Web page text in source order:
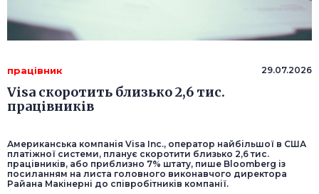
працівник 29.07.2026
Visa скоротить близько 2,6 тис.
працівників
Американська компанія Visa Inc., оператор найбільшої в США
платіжної системи, планує скоротити близько 2,6 тис.
працівників, або приблизно 7% штату, пише Bloomberg із
посиланням на листа головного виконавчого директора
Райана Макінерні до співробітників компанії.